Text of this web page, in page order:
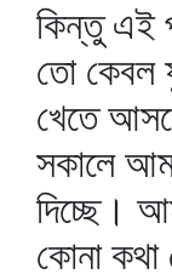
কিন্তু এই
তো কেবল
খেতে
সকালে
দিচ্ছে।
কোনা